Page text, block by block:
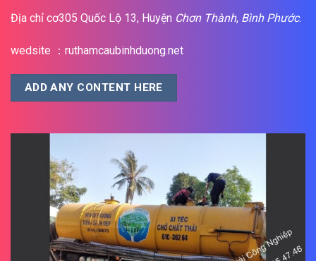
Địa chỉ cơ305 Quốc Lộ 13, Huyện Chơn Thành, Bình Phước.
wedsite ：ruthamcaubinhduong.net
ADD ANY CONTENT HERE